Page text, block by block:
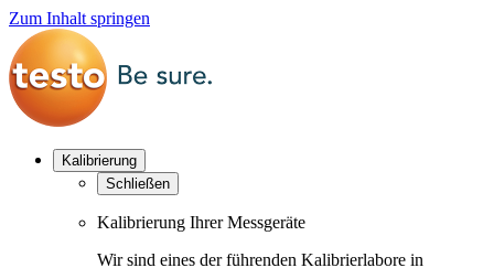
Zum Inhalt springen
Kalibrierung
Schließen
Kalibrierung Ihrer Messgeräte
Wir sind eines der führenden Kalibrierlabore in